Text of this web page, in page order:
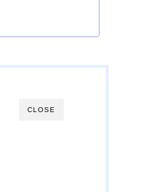
CLOSE